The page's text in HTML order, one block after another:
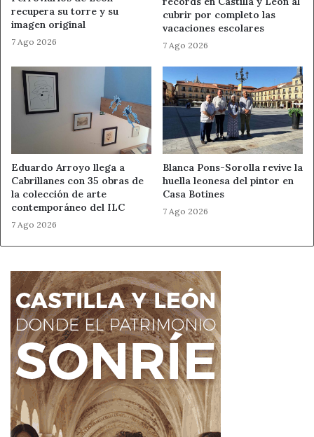
por incidencias.
El esclarecimiento de delitos graves como este
compromiso con la justicia.
Fuente Guardia Civil
Ahora León Guardia Civil
Noticias de León Sucesos en León
recupera su torre y su
imagen original
7 Ago 2026
cubrir por completo las
vacaciones escolares
7 Ago 2026
Eduardo Arroyo llega a
Cabrillanes con 35 obras de
la colección de arte
contemporáneo del ILC
7 Ago 2026
Blanca Pons-Sorolla revive la
huella leonesa del pintor en
Casa Botines
7 Ago 2026